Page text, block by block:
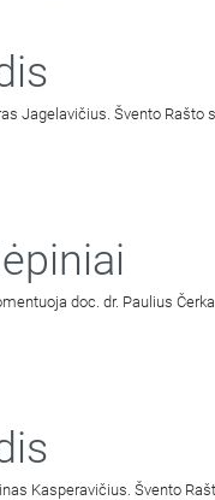
Jagelavičius. Švento Rašto
doc. dr. Paulius
Kasperavičius. Švento